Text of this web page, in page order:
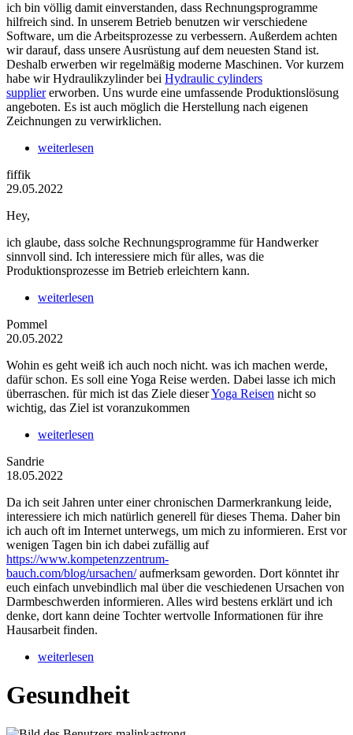
ich bin völlig damit einverstanden, dass Rechnungsprogramme
hilfreich sind. In unserem Betrieb benutzen wir verschiedene
Software, um die Arbeitsprozesse zu verbessern. Außerdem achten
wir darauf, dass unsere Ausrüstung auf dem neuesten Stand ist.
Deshalb erwerben wir regelmäßig moderne Maschinen. Vor kurzem
habe wir Hydraulikzylinder bei Hydraulic cylinders
suppliererworben. Uns wurde eine umfassende Produktionslösung
angeboten. Es ist auch möglich die Herstellung nach eigenen
Zeichnungen zu verwirklichen.
weiterlesen
fiffik
29.05.2022
Hey,
ich glaube, dass solche Rechnungsprogramme für Handwerker
sinnvoll sind. Ich interessiere mich für alles, was die
Produktionsprozesse im Betrieb erleichtern kann.
weiterlesen
Pommel
20.05.2022
Wohin es geht weiß ich auch noch nicht. was ich machen werde,
dafür schon. Es soll eine Yoga Reise werden. Dabei lasse ich mich
überraschen. für mich ist das Ziele dieserYoga Reisen nicht so
wichtig, das Ziel ist voranzukommen
weiterlesen
Sandrie
18.05.2022
Da ich seit Jahren unter einer chronischen Darmerkrankung leide,
interessiere ich mich natürlich generell für dieses Thema. Daher bin
ich auch oft im Internet unterwegs, um mich zu informieren. Erst vor
wenigen Tagen bin ich dabei zufällig auf
https://www.kompetenzzentrum-
bauch.com/blog/ursachen/aufmerksam geworden. Dort könntet ihr
euch einfach unvebindlich mal über die veschiedenen Ursachen von
Darmbeschwerden informieren. Alles wird bestens erklärt und ich
denke, dort kann deine Tochter wertvolle Informationen für ihre
Hausarbeit finden.
weiterlesen
Gesundheit